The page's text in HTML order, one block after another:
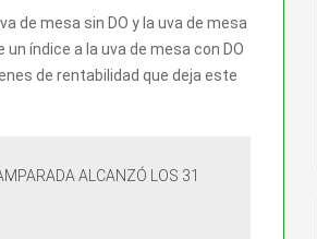
de mesa sin DO y la uva de mesa
índice a la uva de mesa con DO
de rentabilidad que deja este
ALCANZÓ LOS 31